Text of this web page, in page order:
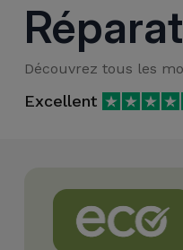
Causes de
Pannes
/ iMac
iPhone
Reconditionnés
iPads
Reconditionnés
Produits
DJI
Câbles
Magasins
Reprises
Découvrez tous les
Excellent